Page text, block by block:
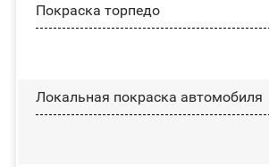
Покраска торпедо
Локальная покраска автомобиля